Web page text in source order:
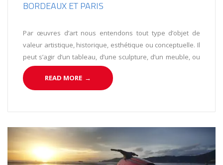
BORDEAUX ET PARIS
Par œuvres d’art nous entendons tout type d’objet de
valeur artistique, historique, esthétique ou conceptuelle. Il
peut s’agir d’un tableau, d’une sculpture, d’un meuble, ou
de différents objets de collection. De même, il sera peut-
être question d’un trésor familial que vous souhaitez
déplacer d’une résidence à une autre.
READ MORE →